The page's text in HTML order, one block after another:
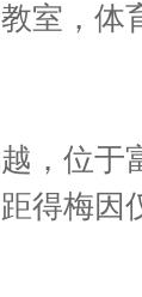
室，体
，位于
得梅因